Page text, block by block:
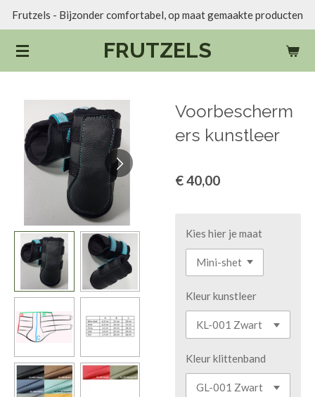
Ga
naar
de
FRUTZELS
Frutzels - Bijzonder comfortabel, op maat gemaakte producten
Voorbescherm
ers kunstleer
€ 40,00
Kies hier je maat
Kleur kunstleer
Kleur klittenband